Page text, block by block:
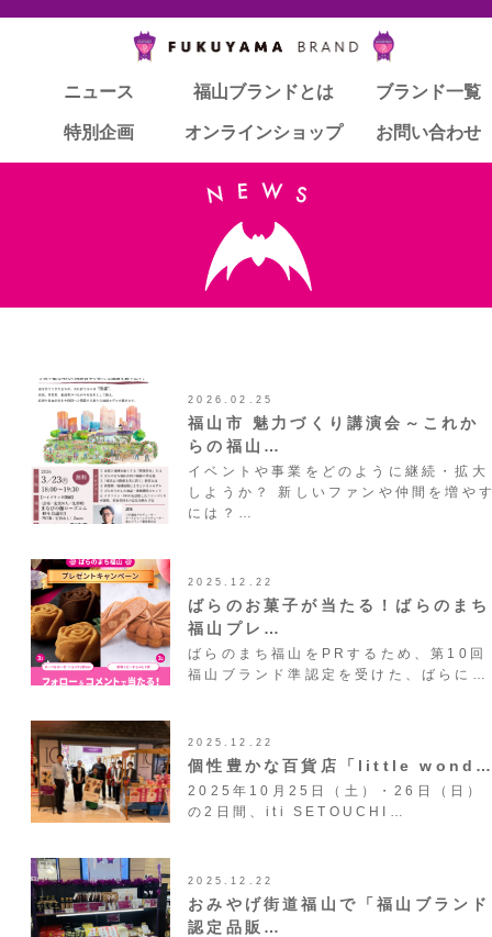
ニュース 福山ブランドとは ブランド一覧
特別企画 オンラインショップ お問い合わせ
ニュース 福山ブランドとは ブランド一覧
特別企画 オンラインショップ お問い合わせ
2026.02.25
福山市 魅力づくり講演会～これか
らの福山…
イベントや事業をどのように継続・拡大
しようか？ 新しいファンや仲間を増や
には？…
2025.12.22
ばらのお菓子が当たる！ばらのまち
福山プレ…
ばらのまち福山をPRするため、第10回
福山ブランド準認定を受けた、ばらに…
2025.12.22
個性豊かな百貨店「little
2025年10月25日（土）・26日（日）
の2日間、iti SETOUCHI…
2025.12.22
おみやげ街道福山で「福山ブランド
認定品販…